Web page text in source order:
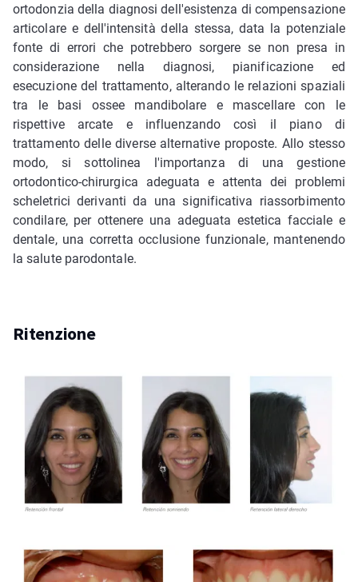
ortodonzia della diagnosi dell'esistenza di compensazione
articolare e dell'intensità della stessa, data la potenziale
fonte di errori che potrebbero sorgere se non presa in
considerazione nella diagnosi, pianificazione ed
esecuzione del trattamento, alterando le relazioni spaziali
tra le basi ossee mandibolare e mascellare con le
rispettive arcate e influenzando così il piano di
trattamento delle diverse alternative proposte. Allo stesso
modo, si sottolinea l'importanza di una gestione
ortodontico-chirurgica adeguata e attenta dei problemi
scheletrici derivanti da una significativa riassorbimento
condilare, per ottenere una adeguata estetica facciale e
dentale, una corretta occlusione funzionale, mantenendo
la salute parodontale.
Ritenzione